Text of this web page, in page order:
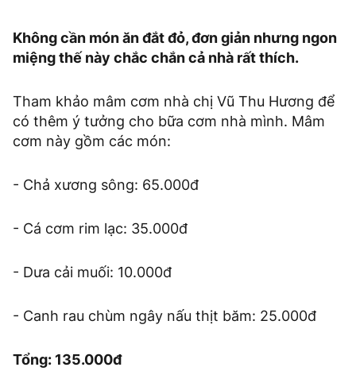
Không cần món ăn đắt đỏ, đơn giản nhưng ngon
miệng thế này chắc chắn cả nhà rất thích.
Tham khảo mâm cơm nhà chị Vũ Thu Hương để
có thêm ý tưởng cho bữa cơm nhà mình. Mâm
cơm này gồm các món:
- Chả xương sông: 65.000đ
- Cá cơm rim lạc: 35.000đ
- Dưa cải muối: 10.000đ
- Canh rau chùm ngây nấu thịt băm: 25.000đ
Tổng: 135.000đ